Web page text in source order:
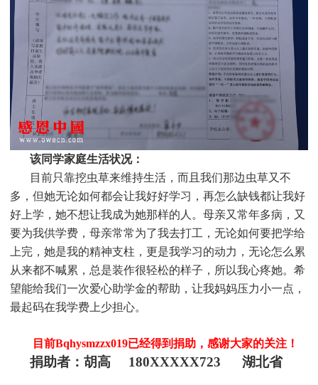
该同学家庭生活状况：
目前只靠挖虫草来维持生活，而且我们那边虫草又不
多，但她无论如何都会让我好好学习，再怎么缺钱都让我好
好上学，她不想让我成为她那样的人。母亲又常年多病，又
要为我供学费，母亲常常为了我去打工，无论如何要把学给
上完，她是我的精神支柱，更是我学习的动力，无论怎么累
从来都不喊累，总是装作很轻松的样子，所以我心疼她。希
望能给我们一次爱心助学金的帮助，让我妈妈压力小一点，
最起码在我学费上少担心。
目前Bqhysmzzx019已经得到捐助，感谢大家的关注！
捐助者：胡高 180XXXXX723 湖北省